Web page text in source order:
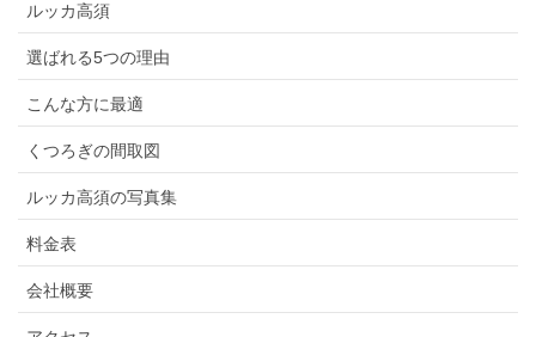
ルッカ高須
選ばれる5つの理由
こんな方に最適
くつろぎの間取図
ルッカ高須の写真集
料金表
会社概要